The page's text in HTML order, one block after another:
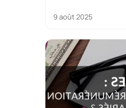
9 août 2025